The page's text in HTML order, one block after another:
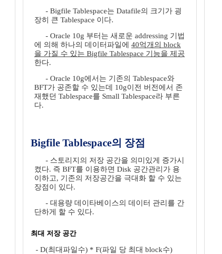
- Bigfile Tablespace는 Datafile의 크기가 굉
장히 큰 Tablespace 이다.
- Oracle 10g 부터는 새로운 addressing 기법
에 의해 하나의 데이터파일에 40억개의 block
을 가질 수 있는 Bigfile Tablespace 기능을 제공
한다.
- Oracle 10g에서는 기존의 Tablespace와
BFT가 공존할 수 있는데 10g이전 버전에서 존
재했던 Tablespace를 Small Tablespace라 부른
다.
Bigfile Tablespace의 장점
- 스토리지의 저장 공간을 의미있게 증가시
켰다. 즉 BFT를 이용하면 Disk 공간관리가 용
이하고, 기존의 저장공간을 극대화 할 수 있는
장점이 있다.
- 대용량 데이타베이스의 데이터 관리를 간
단하게 할 수 있다.
최대 저장 공간
- D(최대파일수) * F(파일 당 최대 block수)